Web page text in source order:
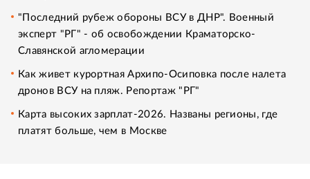
"Последний рубеж обороны ВСУ в ДНР". Военный
эксперт "РГ" - об освобождении Краматорско-
Славянской агломерации
Как живет курортная Архипо-Осиповка после налета
дронов ВСУ на пляж. Репортаж "РГ"
Карта высоких зарплат-2026. Названы регионы, где
платят больше, чем в Москве